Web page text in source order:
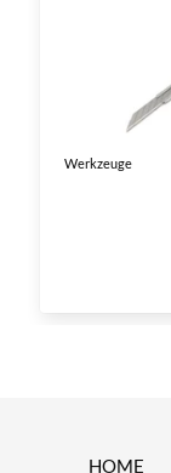
Werkzeuge
HOME